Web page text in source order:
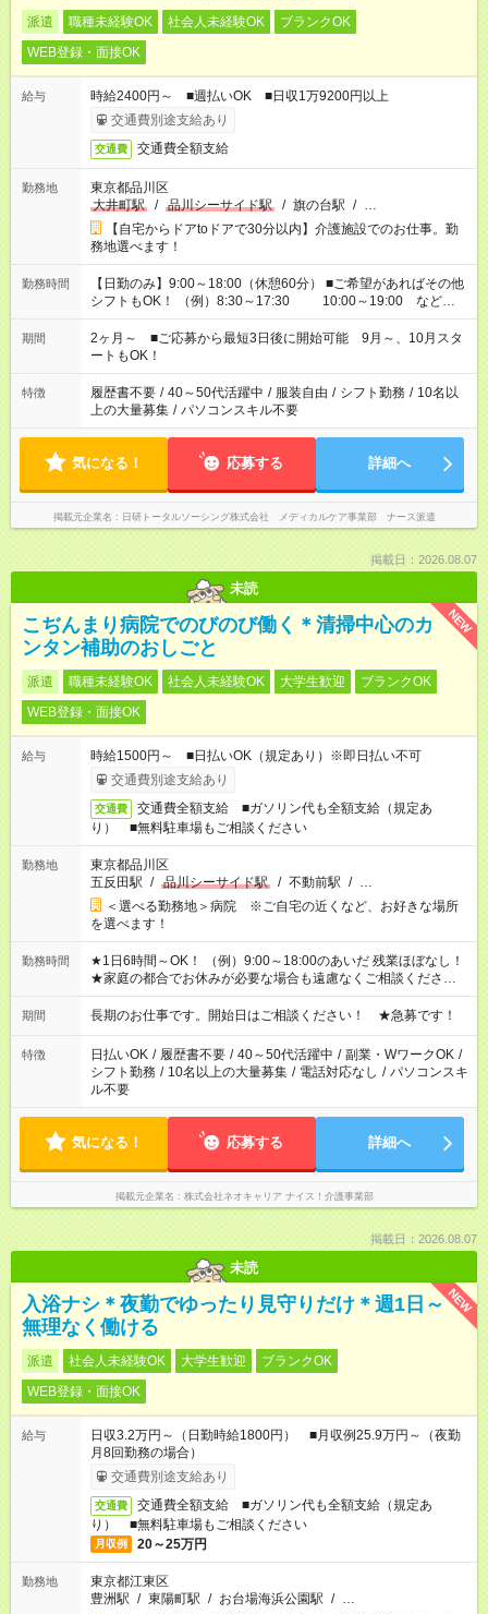
派遣 職種未経験OK 社会人未経験OK
ブランクOK
WEB登録・面接OK
給与
時給2400円～ ■週払いOK ■日収1万9200円以上
交通費別途支給あり
交通費 交通費全額支給
勤務地
東京都品川区
大井町駅
/ 品川シーサイド駅 / 旗の台駅 / …
【自宅からドアtoドアで30分以内】介護施設でのお仕事。勤
務地選べます！
勤務時間
【日勤のみ】9:00～18:00（休憩60分） ■ご希望があればその他
シフトもOK！ （例）8:30～17:30 10:00～19:00 など
「家族とお休みを合わせたい」 「できれば残業はしたくない」
など、あなたのご希望に沿ったお仕事をご紹介します！ ※Wワ
ーク希望の方へ 今ご覧のお仕事で希望する勤務時間と、もう1つ
のお仕事の勤務時間。 合計で週40時間を超える場合は応募でき
ません
期間
2ヶ月～ ■ご応募から最短3日後に開始可能 9月～、10月スタ
ートもOK！
特徴 履歴書不要 / 40～50代活躍中 / 服装自由 / シフト勤務 / 10名以
上の大量募集 / パソコンスキル不要
気になる！ 応募する 詳細へ
掲載元企業名 日研トータルソーシング株式会社 メディカルケア事業部 ナース派遣
掲載日：2026.08.07
未読
NEW
こぢんまり病院でのびのび働く＊清掃中心のカ
ンタン補助のおしごと
派遣 職種未経験OK 社会人未経験OK 大学生歓迎
ブランクOK
WEB登録・面接OK
給与
時給1500円～ ■日払いOK（規定あり）※即日払い不可
交通費別途支給あり
交通費
交通費全額支給 ■ガソリン代も全額支給（規定あ
り） ■無料駐車場もご相談ください
勤務地
東京都品川区
五反田駅 / 品川シーサイド駅 / 不動前駅 / …
＜選べる勤務地＞病院 ※ご自宅の近くなど、お好きな場所
を選べます！
勤務時間
★1日6時間～OK！ （例）9:00～18:00のあいだ 残業ほぼなし！
★家庭の都合でお休みが必要な場合も遠慮なくご相談ください。
※シフトはご希望に合わせて調整可能です。 その他、 ＊週4日・
1日7時間 ＊日勤のみ ＊土日休み ＊午前だけ・午後だけ ＊平日
仕事をご紹介できます！ 登録の際に、あなたのご希望をお聞か
せください。
期間 長期のお仕事です。開始日はご相談ください！ ★急募です！
特徴 日払いOK / 履歴書不要 / 40～50代活躍中 / 副業・WワークOK /
シフト勤務 / 10名以上の大量募集 / 電話対応なし / パソコンスキ
ル不要
気になる！ 応募する 詳細へ
掲載元企業名 株式会社ネオキャリア ナイス！介護事業部
掲載日：2026.08.07
未読
NEW
入浴ナシ＊夜勤でゆったり見守りだけ＊週1日～
無理なく働ける
派遣 社会人未経験OK 大学生歓迎
ブランクOK
WEB登録・面接OK
給与
日収3.2万円～（日勤時給1800円） ■月収例25.9万円～（夜勤
月8回勤務の場合）
交通費別途支給あり
交通費
交通費全額支給 ■ガソリン代も全額支給（規定あ
り） ■無料駐車場もご相談ください
月収例 20～25万円
勤務地
東京都江東区
豊洲駅 / 東陽町駅 / お台場海浜公園駅 / …